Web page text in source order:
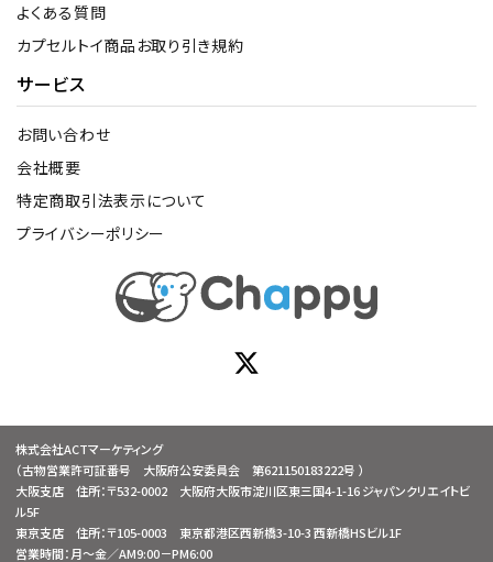
よくある質問
カプセルトイ商品お取り引き規約
サービス
お問い合わせ
会社概要
特定商取引法表示について
プライバシーポリシー
株式会社ACTマーケティング
（古物営業許可証番号 大阪府公安委員会 第621150183222号 ）
大阪支店 住所：〒532-0002 大阪府大阪市淀川区東三国4-1-16 ジャパンクリエイトビ
ル5F
東京支店 住所：〒105-0003 東京都港区西新橋3-10-3 西新橋HSビル1F
営業時間：月～金／AM9:00－PM6:00